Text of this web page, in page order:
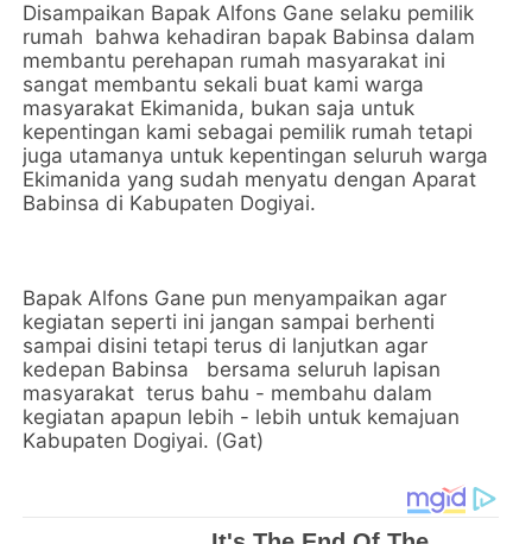
Disampaikan Bapak Alfons Gane selaku pemilik
rumah bahwa kehadiran bapak Babinsa dalam
membantu perehapan rumah masyarakat ini
sangat membantu sekali buat kami warga
masyarakat Ekimanida, bukan saja untuk
kepentingan kami sebagai pemilik rumah tetapi
juga utamanya untuk kepentingan seluruh warga
Ekimanida yang sudah menyatu dengan Aparat
Babinsa di Kabupaten Dogiyai.
Bapak Alfons Gane pun menyampaikan agar
kegiatan seperti ini jangan sampai berhenti
sampai disini tetapi terus di lanjutkan agar
kedepan Babinsa bersama seluruh lapisan
masyarakat terus bahu - membahu dalam
kegiatan apapun lebih - lebih untuk kemajuan
Kabupaten Dogiyai. (Gat)